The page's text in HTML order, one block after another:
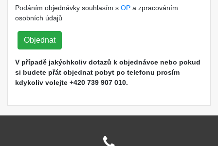
Podáním objednávky souhlasím s OP a zpracováním
osobních údajů
Objednat
V případě jakýchkoliv dotazů k objednávce nebo pokud
si budete přát objednat pobyt po telefonu prosím
kdykoliv volejte +420 739 907 010.